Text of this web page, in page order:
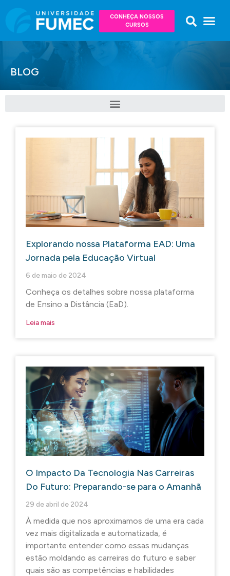
CONHEÇA NOSSOS
CURSOS
BLOG
Explorando nossa Plataforma EAD: Uma
Jornada pela Educação Virtual
6 de maio de 2024
Conheça os detalhes sobre nossa plataforma
de Ensino a Distância (EaD).
Leia mais
O Impacto Da Tecnologia Nas Carreiras
Do Futuro: Preparando-se para o Amanhã
29 de abril de 2024
À medida que nos aproximamos de uma era cada
vez mais digitalizada e automatizada, é
importante entender como essas mudanças
estão moldando as carreiras do futuro e saber
quais são as competências e habilidades